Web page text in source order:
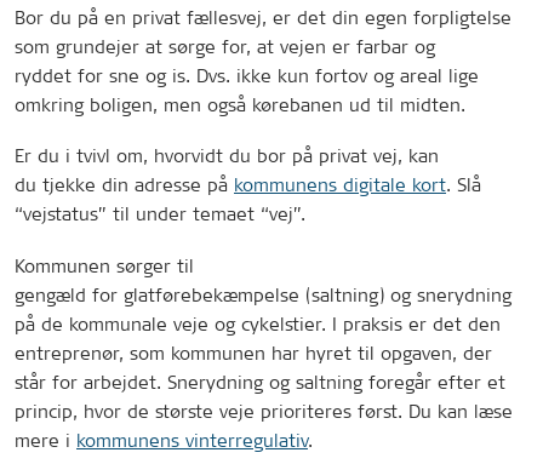
Bor du på en privat fællesvej, er det din egen forpligtelse
som grundejer at sørge for, at vejen er farbar og
ryddet for sne og is. Dvs. ikke kun fortov og areal lige
omkring boligen, men også kørebanen ud til midten.
Er du i tvivl om, hvorvidt du bor på privat vej, kan
du tjekke din adresse på kommunens digitale kort. Slå
“vejstatus” til under temaet “vej”.
Kommunen sørger til
gengæld for glatførebekæmpelse (saltning) og snerydning
på de kommunale veje og cykelstier. I praksis er det den
entreprenør, som kommunen har hyret til opgaven, der
står for arbejdet. Snerydning og saltning foregår efter et
princip, hvor de største veje prioriteres først. Du kan læse
mere i kommunens vinterregulativ.